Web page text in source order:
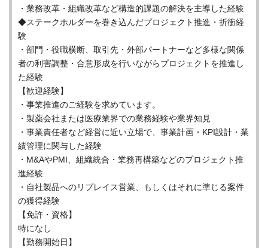
・業務改革・組織改革など構造的課題の解決を主導した経験
◆ステークホルダーを巻き込んだプロジェクト推進・折衝経
験
・部門・役職横断、取引先・外部パートナーなど多様な関係
者の利害調整・合意形成を行いながらプロジェクトを推進し
た経験
【歓迎経験】
・事業推進のご経験を求めています。
・製薬会社または医療業界での業務経験や業界知見
・事業責任者など経営に近い立場で、事業計画・KPI設計・業
績管理に関与した経験
・M&AやPMI、組織統合・業務再構築などのプロジェクト推
進経験
・自社製品へのリプレイス営業、もしくはそれに準じる案件
の獲得経験
【免許・資格】
特になし
【勤務開始日】